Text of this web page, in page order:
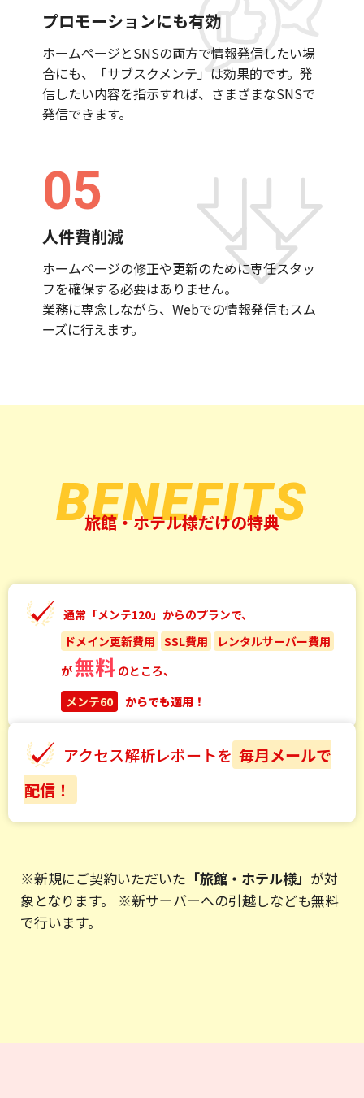
プロモーションにも有効
ホームページとSNSの両方で情報発信したい場
合にも、「サブスクメンテ」は効果的です。発
信したい内容を指示すれば、さまざまなSNSで
発信できます。
05
人件費削減
ホームページの修正や更新のために専任スタッ
フを確保する必要はありません。
業務に専念しながら、Webでの情報発信もスム
ーズに行えます。
旅館・ホテル様だけの特典
通常「メンテ120」からのプランで、
ドメイン更新費用 SSL費用
レンタルサーバー費用
が無料 のところ、
メンテ60
からでも適用！
アクセス解析レポートを 毎月メールで
配信！
※新規にご契約いただいた 「旅館・ホテル様」 が対
象となります。 ※新サーバーへの引越しなども無料
で行います。